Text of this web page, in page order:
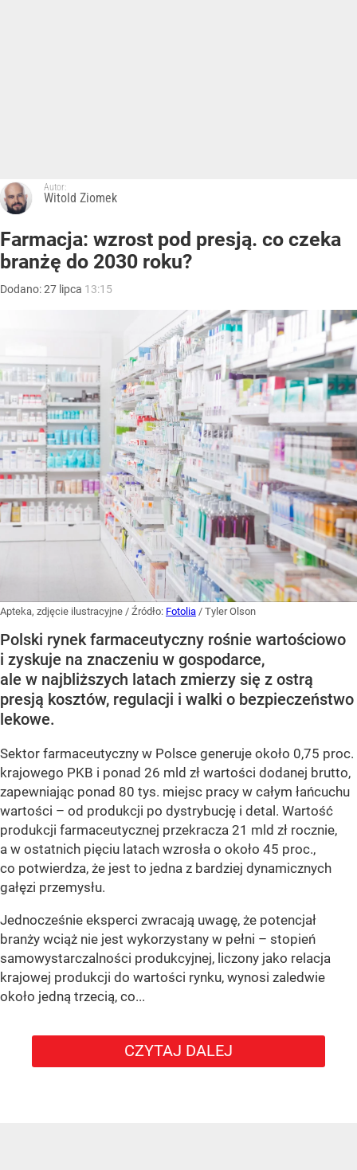
Autor:
Witold Ziomek
Farmacja: wzrost pod presją. co czeka
branżę do 2030 roku?
Dodano:27 lipca 13:15
Apteka, zdjęcie ilustracyjne / Źródło: Fotolia / Tyler Olson
Polski rynek farmaceutyczny rośnie wartościowo
i zyskuje na znaczeniu w gospodarce,
ale w najbliższych latach zmierzy się z ostrą
presją kosztów, regulacji i walki o bezpieczeństwo
lekowe.
Sektor farmaceutyczny w Polsce generuje około 0,75 proc.
krajowego PKB i ponad 26 mld zł wartości dodanej brutto,
zapewniając ponad 80 tys. miejsc pracy w całym łańcuchu
wartości – od produkcji po dystrybucję i detal. Wartość
produkcji farmaceutycznej przekracza 21 mld zł rocznie,
a w ostatnich pięciu latach wzrosła o około 45 proc.,
co potwierdza, że jest to jedna z bardziej dynamicznych
gałęzi przemysłu.
Jednocześnie eksperci zwracają uwagę, że potencjał
branży wciąż nie jest wykorzystany w pełni – stopień
samowystarczalności produkcyjnej, liczony jako relacja
krajowej produkcji do wartości rynku, wynosi zaledwie
około jedną trzecią, co...
CZYTAJ DALEJ